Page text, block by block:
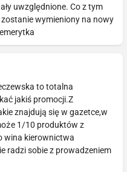
uwzględnione. Co z tym
wymieniony na nowy
to totalna
jakiś promocji.Z
znajdują się w gazetce,w
1/10 produktów z
wina kierownictwa
radzi sobie z prowadzeniem